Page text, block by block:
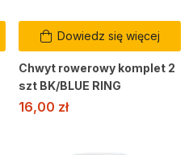
Dowiedz się więcej
Chwyt rowerowy komplet 2
szt BK/BLUE RING
16,00 zł